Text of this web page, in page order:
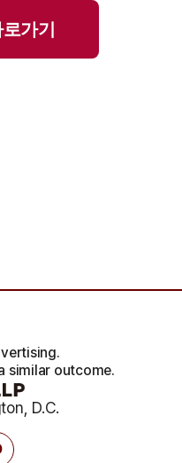
가기
D.C.
similar outcome.